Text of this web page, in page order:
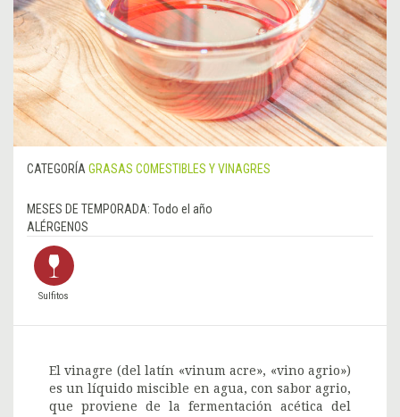
CATEGORÍA GRASAS COMESTIBLES Y VINAGRES
MESES DE TEMPORADA: Todo el año
ALÉRGENOS
Sulfitos
El vinagre (del latín «vinum acre», «vino agrio»)
es un líquido miscible en agua, con sabor agrio,
que proviene de la fermentación acética del